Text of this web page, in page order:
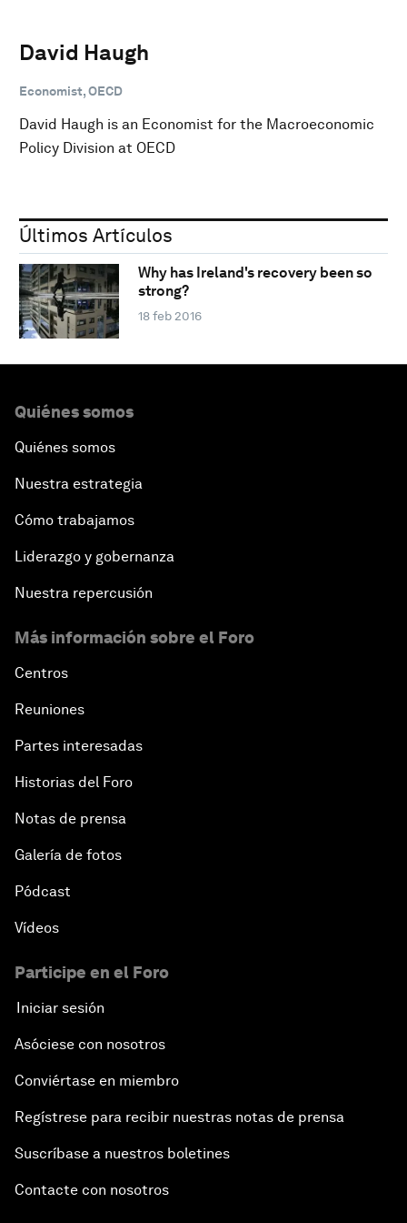
David Haugh
Economist, OECD
David Haugh is an Economist for the Macroeconomic
Policy Division at OECD
Últimos Artículos
Why has Ireland's recovery been so
strong?
18 feb 2016
Quiénes somos
Quiénes somos
Nuestra estrategia
Cómo trabajamos
Liderazgo y gobernanza
Nuestra repercusión
Más información sobre el Foro
Centros
Reuniones
Partes interesadas
Historias del Foro
Notas de prensa
Galería de fotos
Pódcast
Vídeos
Participe en el Foro
Iniciar sesión
Asóciese con nosotros
Conviértase en miembro
Regístrese para recibir nuestras notas de prensa
Suscríbase a nuestros boletines
Contacte con nosotros